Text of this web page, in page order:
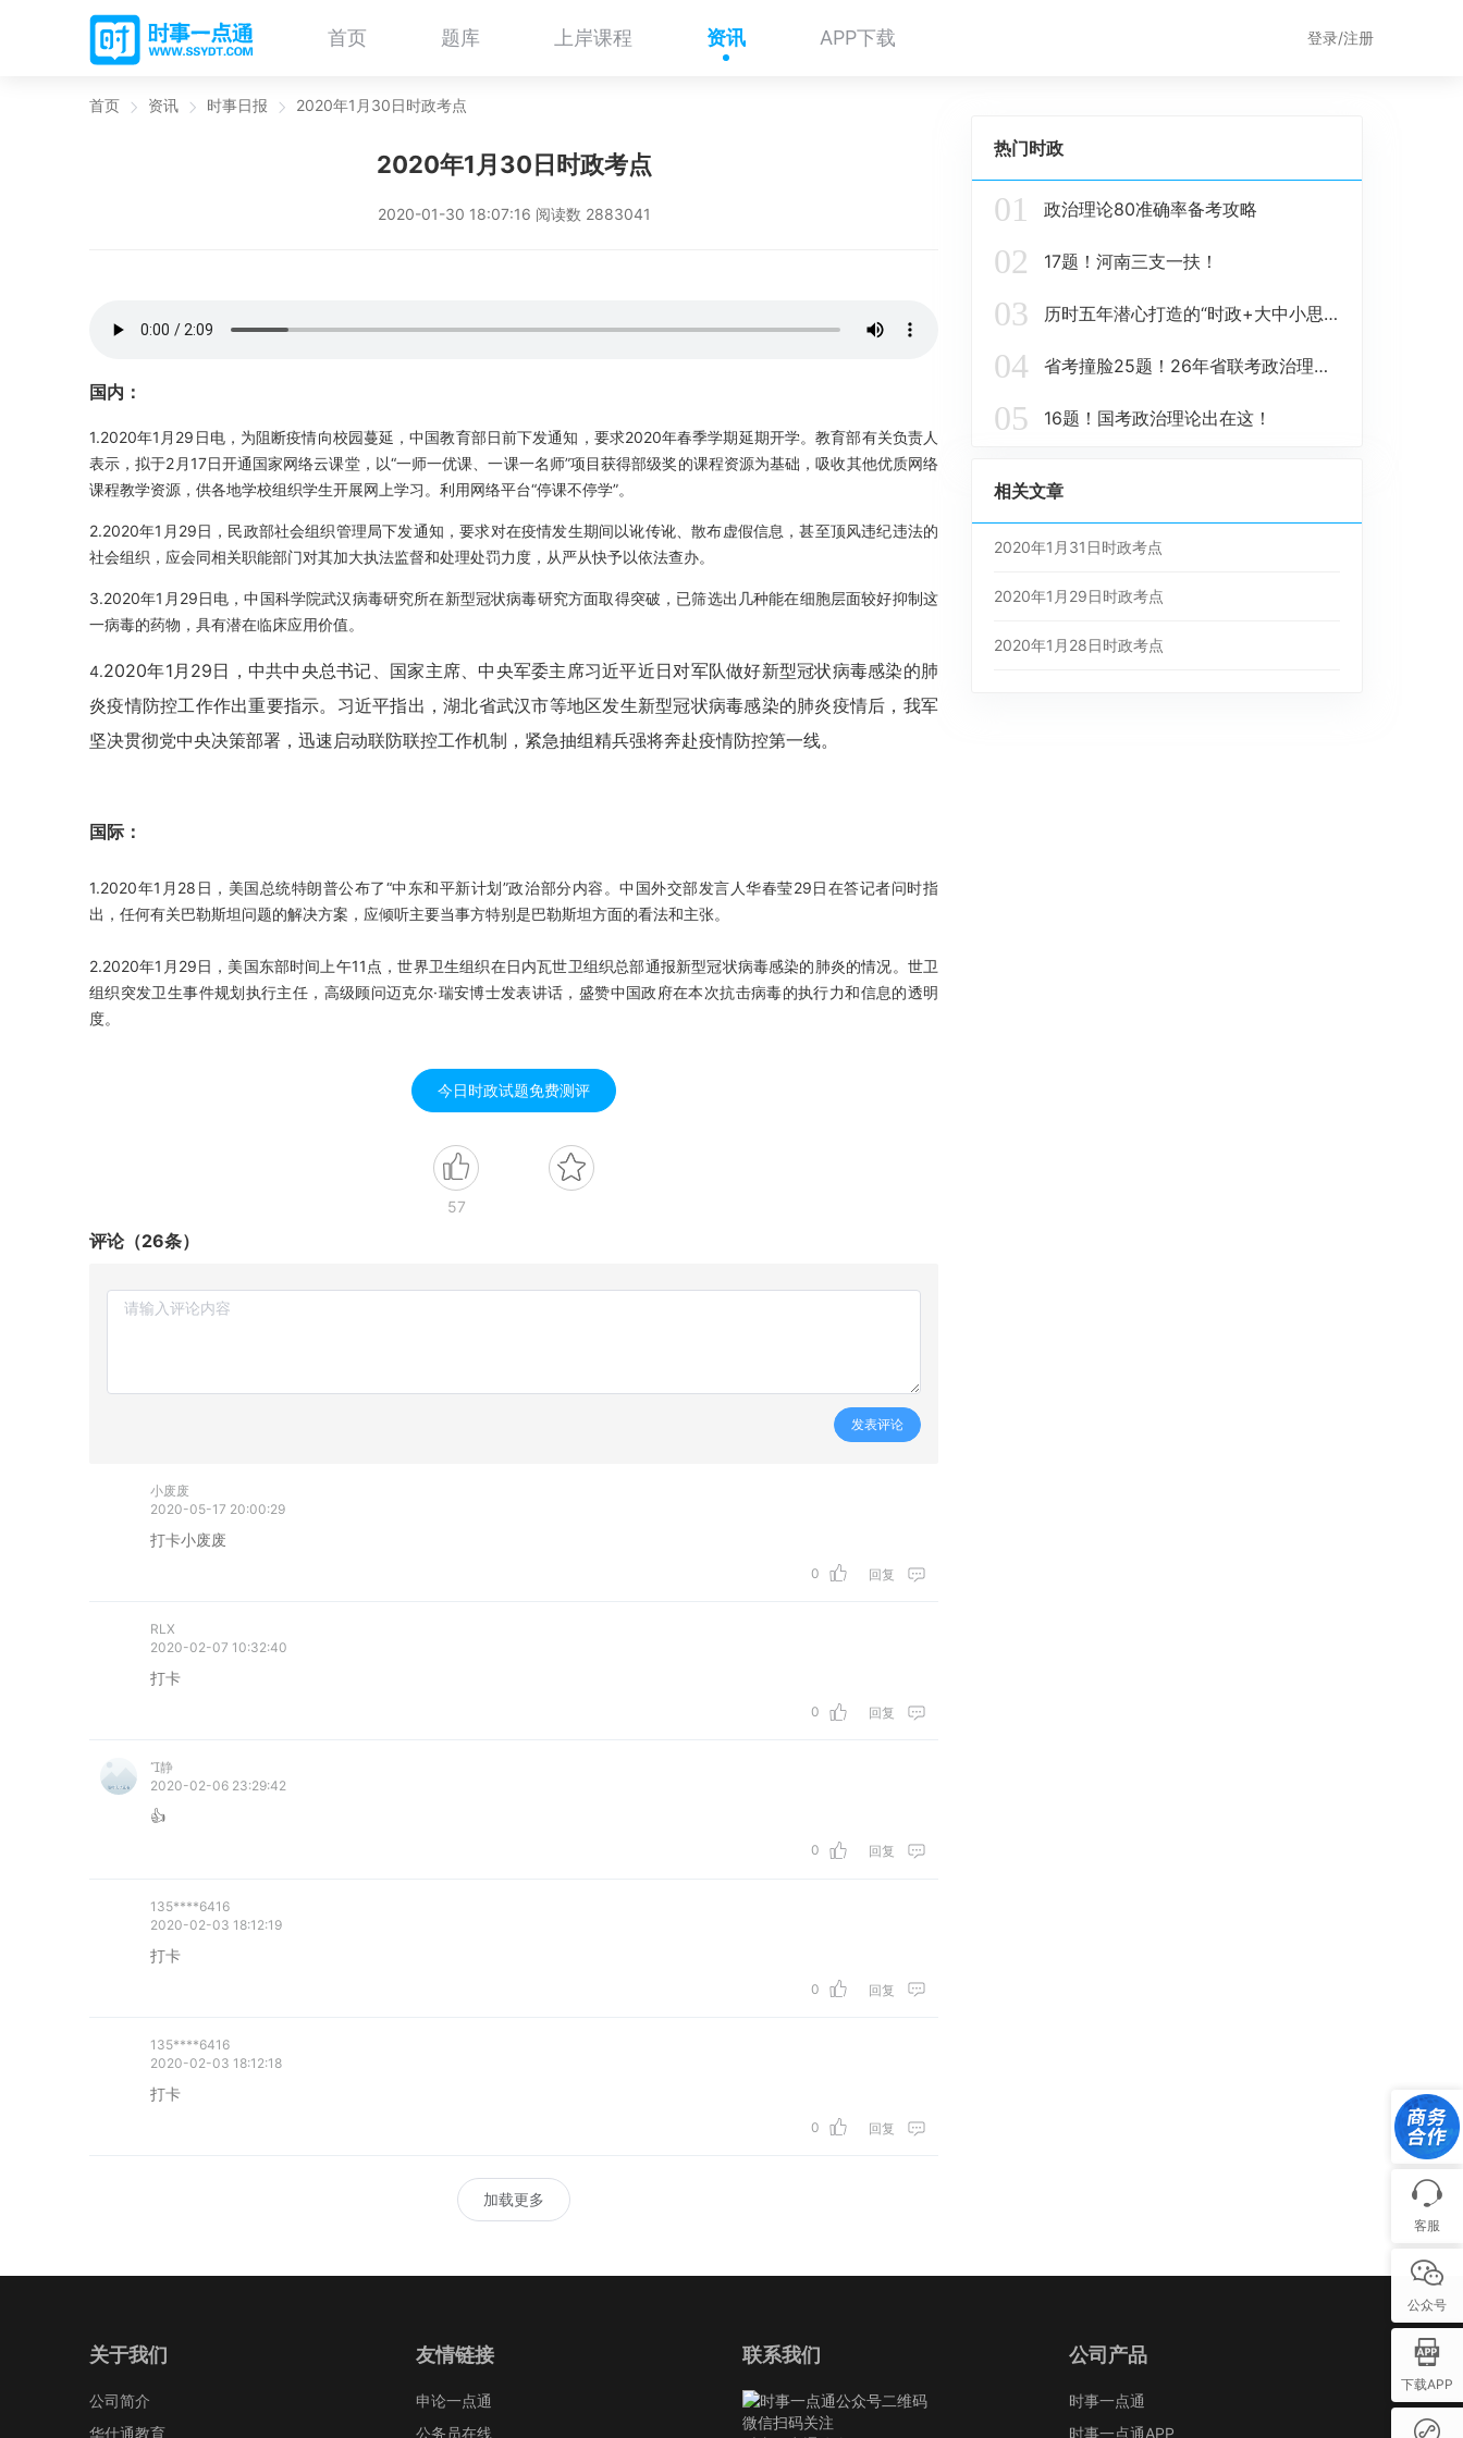
首页 题库 上岸课程 资讯 APP下载 登录/注册
首页 资讯 时事日报 2020年1月30日时政考点
2020年1月30日时政考点
2020-01-30 18:07:16 阅读数 2883041
国内：
1.2020年1月29日电，为阻断疫情向校园蔓延，中国教育部日前下发通知，要求2020年春季学期延期开学。教育部有关负责人
表示，拟于2月17日开通国家网络云课堂，以“一师一优课、一课一名师”项目获得部级奖的课程资源为基础，吸收其他优质网络
课程教学资源，供各地学校组织学生开展网上学习。利用网络平台“停课不停学”。
2.2020年1月29日，民政部社会组织管理局下发通知，要求对在疫情发生期间以讹传讹、散布虚假信息，甚至顶风违纪违法的
社会组织，应会同相关职能部门对其加大执法监督和处理处罚力度，从严从快予以依法查办。
3.2020年1月29日电，中国科学院武汉病毒研究所在新型冠状病毒研究方面取得突破，已筛选出几种能在细胞层面较好抑制这
一病毒的药物，具有潜在临床应用价值。
4.2020年1月29日，中共中央总书记、国家主席、中央军委主席习近平近日对军队做好新型冠状病毒感染的肺
炎疫情防控工作作出重要指示。习近平指出，湖北省武汉市等地区发生新型冠状病毒感染的肺炎疫情后，我军
坚决贯彻党中央决策部署，迅速启动联防联控工作机制，紧急抽组精兵强将奔赴疫情防控第一线。
国际：
1.2020年1月28日，美国总统特朗普公布了“中东和平新计划”政治部分内容。中国外交部发言人华春莹29日在答记者问时指
出，任何有关巴勒斯坦问题的解决方案，应倾听主要当事方特别是巴勒斯坦方面的看法和主张。
2.2020年1月29日，美国东部时间上午11点，世界卫生组织在日内瓦世卫组织总部通报新型冠状病毒感染的肺炎的情况。世卫
组织突发卫生事件规划执行主任，高级顾问迈克尔·瑞安博士发表讲话，盛赞中国政府在本次抗击病毒的执行力和信息的透明
度。
今日时政试题免费测评
57
评论（26条）
发表评论
小废废
2020-05-17 20:00:29
打卡小废废
0 回复
RLX
2020-02-07 10:32:40
打卡
0 回复
静
2020-02-06 23:29:42
👍
0 回复
135****6416
2020-02-03 18:12:19
打卡
0 回复
135****6416
2020-02-03 18:12:18
打卡
0 回复
加载更多
热门时政
01 政治理论80准确率备考攻略
02 17题！河南三支一扶！
03 历时五年潜心打造的“时政+大中小思政题库一体化”课题圆满收官！
04 省考撞脸25题！26年省联考政治理论这些在这里！
05 16题！国考政治理论出在这！
相关文章
2020年1月31日时政考点
2020年1月29日时政考点
2020年1月28日时政考点
客服
公众号
下载APP
关于我们
公司简介
华仕通教育
友情链接
申论一点通
公务员在线
联系我们
微信扫码关注
公司产品
时事一点通
时事一点通APP